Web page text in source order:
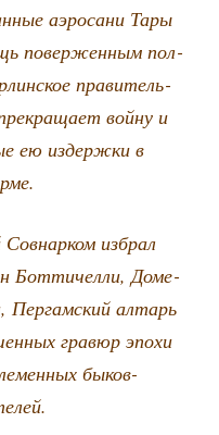
аэро­са­ни Тары
повер­жен­ным пол­
пра­ви­тель­
вой­ну и
ею издерж­ки в
избрал
Бот­ти­чел­ли, Доме­
Пер­гам­ский алтарь
гра­вюр эпо­хи
быков-